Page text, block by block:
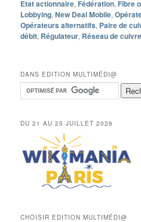
Etat actionnaire, Fédération, Fibre
Lobbying,New Deal Mobile,
Opérateurs alternatifs, Paire de
débit, Régulateur, Réseau de cuivre
DANS EDITION MULTIMÉDI@
DU 21 AU 25 JUILLET 2026
CHOISIR EDITION MULTIMÉDI@